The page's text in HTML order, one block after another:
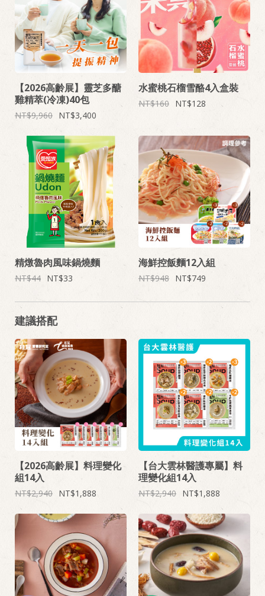
【2026高齡展】靈芝多醣
雞精萃(冷凍)40包
9,960 3,400
水蜜桃石榴雪酪4入盒裝
160 128
精燉魯肉風味鍋燒麵
44 33
海鮮控飯麵12入組
948 749
建議搭配
【2026高齡展】料理變化
組14入
2,940 1,888
【台大雲林醫護專屬】料
理變化組14入
2,940 1,888